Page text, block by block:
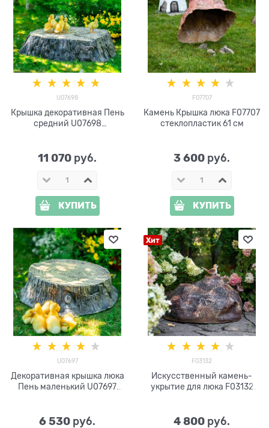
U07698
Крышка декоративная Пень
средний U07698
11 070 руб.
КУПИТЬ
F07707
Камень Крышка люка F07707
стеклопластик 61 см
3 600 руб.
КУПИТЬ
U07697
Декоративная крышка люка
Пень маленький U07697
6 530 руб.
Хит
F03132
Искусственный камень-
укрытие для люка F03132
4 800 руб.